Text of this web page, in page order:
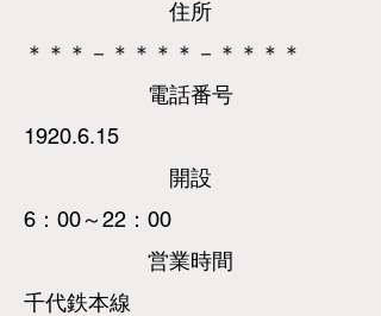
​住所
＊＊＊－＊＊＊＊－＊＊＊＊
​電話番号
1920.6.15
​開設
6：00～22：00
営業時間
千代鉄本線